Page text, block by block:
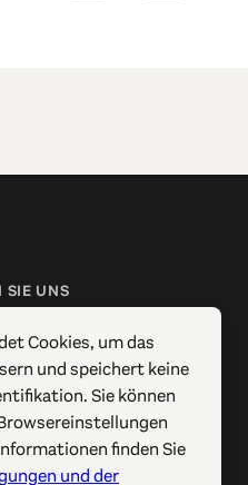
SIE UNS
Cookies, um das
und speichert keine
Sie können
finden Sie
und der